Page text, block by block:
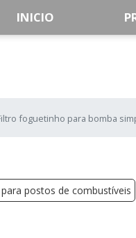
INICIO
foguetinho para bomba
postos de combustíveis